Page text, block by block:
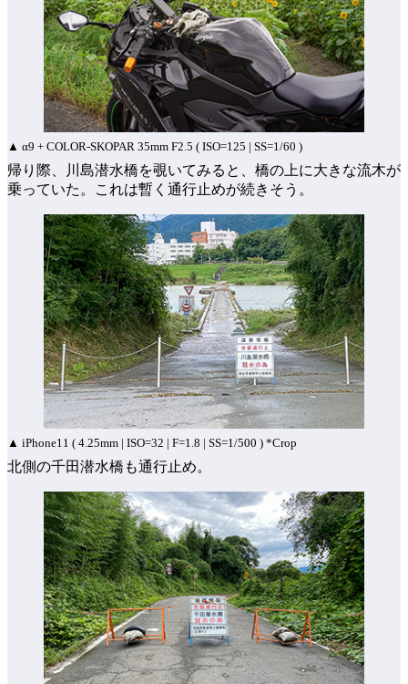
▲ α9 + COLOR-SKOPAR 35mm F2.5 ( ISO=125 | SS=1/60 )
帰り際、川島潜水橋を覗いてみると、橋の上に大きな流木が
乗っていた。これは暫く通行止めが続きそう。
▲ iPhone11 ( 4.25mm | ISO=32 | F=1.8 | SS=1/500 ) *Crop
北側の千田潜水橋も通行止め。